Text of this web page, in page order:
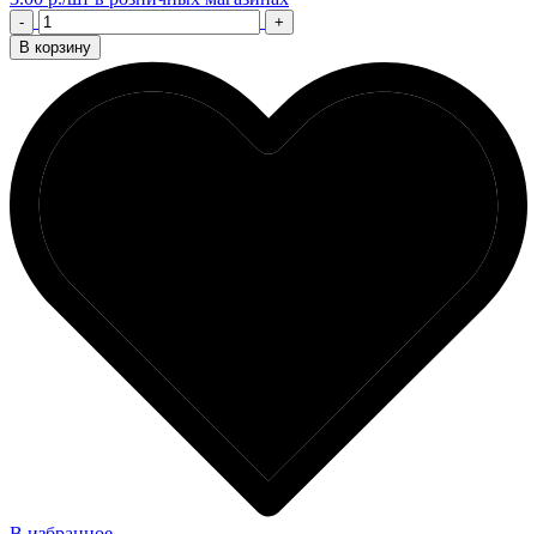
-
+
В корзину